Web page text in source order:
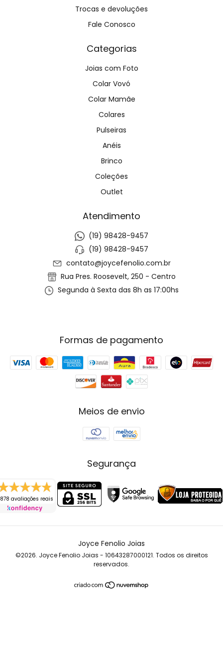
Trocas e devoluções
Fale Conosco
Categorias
Joias com Foto
Colar Vovó
Colar Mamãe
Colares
Pulseiras
Anéis
Brinco
Coleções
Outlet
Atendimento
(19) 98428-9457
(19) 98428-9457
contato@joycefenolio.com.br
Rua Pres. Roosevelt, 250 - Centro
Segunda à Sexta das 8h as 17:00hs
Formas de pagamento
Meios de envio
Segurança
avaliações reais
Joyce Fenolio Joias
©2026. Joyce Fenolio Joias - 10643287000121. Todos os direitos
reservados.